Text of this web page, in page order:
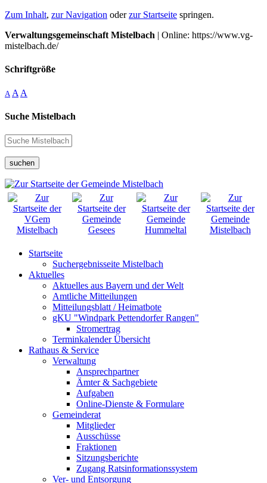
Zum Inhalt, zur Navigation oderzur Startseite springen.
Verwaltungsgemeinschaft Mistelbach | Online: https://www.vg-
mistelbach.de/
Schriftgröße
A A A
Suche Mistelbach
suchen
Startseite
Suchergebnisseite Mistelbach
Aktuelles
Aktuelles aus Bayern und der Welt
Amtliche Mitteilungen
Mitteilungsblatt / Heimatbote
gKU "Windpark Pettendorfer Rangen"
Stromertrag
Terminkalender Übersicht
Rathaus & Service
Verwaltung
Ansprechpartner
Ämter & Sachgebiete
Aufgaben
Online-Dienste & Formulare
Gemeinderat
Mitglieder
Ausschüsse
Fraktionen
Sitzungsberichte
Zugang Ratsinformationssystem
Ver- und Entsorgung